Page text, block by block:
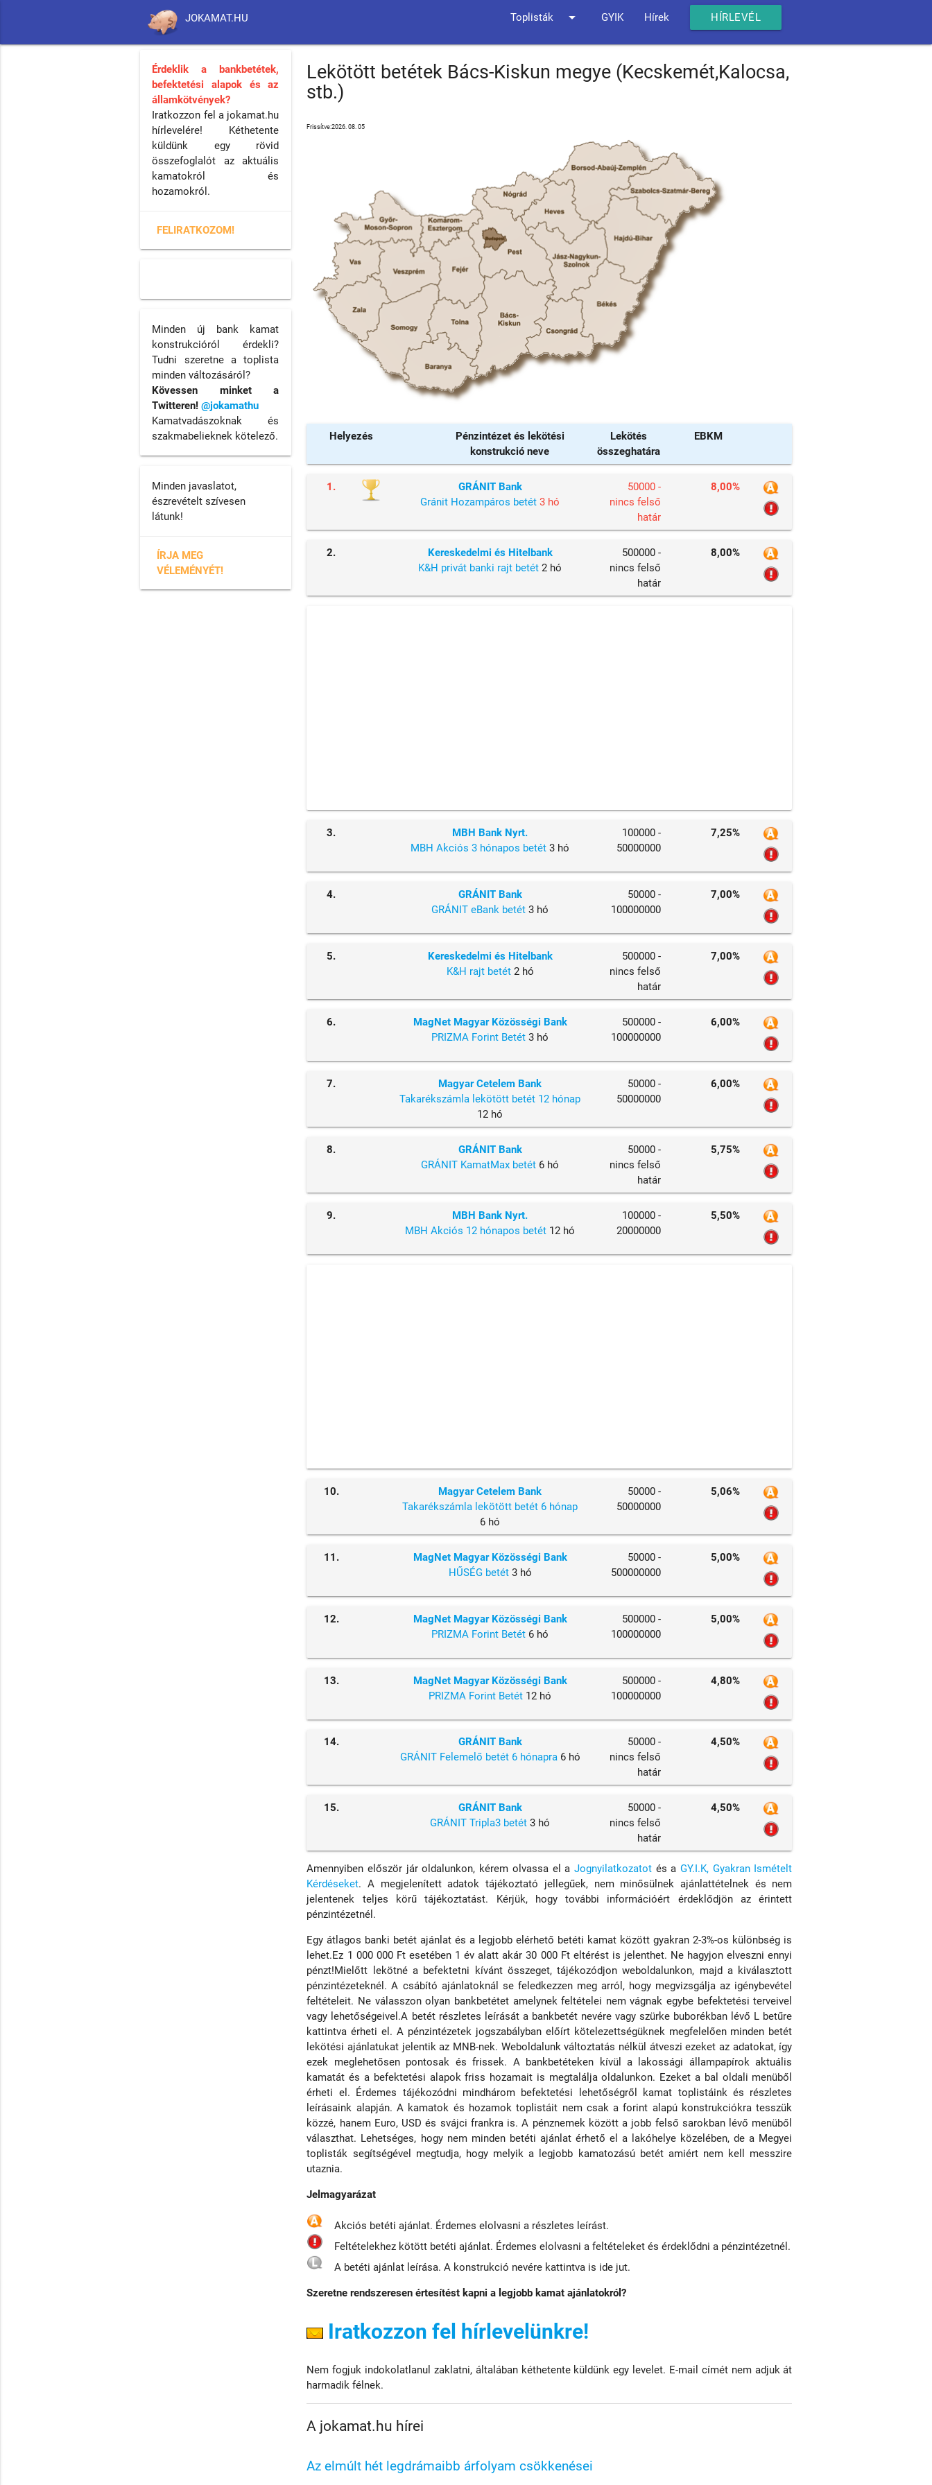
JOKAMAT.HU Toplisták arrow_drop_down GYIK Hírek HÍRLEVÉL
Lekötött betétek Bács-Kiskun megye (Kecskemét,Kalocsa,
stb.)
Frissítve:2026. 08. 05
Helyezés
Pénzintézet és lekötési
konstrukció neve
Lekötés
összeghatára
EBKM
1.
GRÁNIT Bank
Gránit Hozampáros betét 3 hó
50000 -
nincs felső
határ
8,00%
2.
Kereskedelmi és Hitelbank
K&H privát banki rajt betét 2 hó
500000 -
nincs felső
határ
8,00%
3.
MBH Bank Nyrt.
MBH Akciós 3 hónapos betét 3 hó
100000 -
50000000
7,25%
4.
GRÁNIT Bank
GRÁNIT eBank betét 3 hó
50000 -
100000000
7,00%
5.
Kereskedelmi és Hitelbank
K&H rajt betét2 hó
500000 -
nincs felső
határ
7,00%
6.
MagNet Magyar Közösségi Bank
PRIZMA Forint Betét 3 hó
500000 -
100000000
6,00%
7.
Magyar Cetelem Bank
Takarékszámla lekötött betét 12 hónap
12 hó
50000 -
50000000
6,00%
8.
GRÁNIT Bank
GRÁNIT KamatMax betét 6 hó
50000 -
nincs felső
határ
5,75%
9.
MBH Bank Nyrt.
MBH Akciós 12 hónapos betét 12 hó
100000 -
20000000
5,50%
10.
Magyar Cetelem Bank
Takarékszámla lekötött betét 6 hónap
6 hó
50000 -
50000000
5,06%
11.
MagNet Magyar Közösségi Bank
HŰSÉG betét3 hó
50000 -
500000000
5,00%
12.
MagNet Magyar Közösségi Bank
PRIZMA Forint Betét 6 hó
500000 -
100000000
5,00%
13.
MagNet Magyar Közösségi Bank
PRIZMA Forint Betét 12 hó
500000 -
100000000
4,80%
14.
GRÁNIT Bank
GRÁNIT Felemelő betét 6 hónapra6 hó
50000 -
nincs felső
határ
4,50%
15.
GRÁNIT Bank
GRÁNIT Tripla3 betét 3 hó
50000 -
nincs felső
határ
4,50%
Amennyiben először jár oldalunkon, kérem olvassa el a Jognyilatkozatotés aGY.I.K, Gyakran Ismételt
Kérdéseket. A megjelenített adatok tájékoztató jellegűek, nem minősülnek ajánlattételnek és nem
jelentenek teljes körű tájékoztatást. Kérjük, hogy további információért érdeklődjön az érintett
pénzintézetnél.
Egy átlagos banki betét ajánlat és a legjobb elérhető betéti kamat között gyakran 2-3%-os különbség is
lehet.Ez 1 000 000 Ft esetében 1 év alatt akár 30 000 Ft eltérést is jelenthet. Ne hagyjon elveszni ennyi
pénzt!Mielőtt lekötné a befektetni kívánt összeget, tájékozódjon weboldalunkon, majd a kiválasztott
pénzintézeteknél. A csábító ajánlatoknál se feledkezzen meg arról, hogy megvizsgálja az igénybevétel
feltételeit. Ne válasszon olyan bankbetétet amelynek feltételei nem vágnak egybe befektetési terveivel
vagy lehetőségeivel.A betét részletes leírását a bankbetét nevére vagy szürke buborékban lévő L betűre
kattintva érheti el. A pénzintézetek jogszabályban előírt kötelezettségüknek megfelelően minden betét
lekötési ajánlatukat jelentik az MNB-nek. Weboldalunk változtatás nélkül átveszi ezeket az adatokat, így
ezek meglehetősen pontosak és frissek. A bankbetéteken kívül a lakossági állampapírok aktuális
kamatát és a befektetési alapok friss hozamait is megtalálja oldalunkon. Ezeket a bal oldali menüből
érheti el. Érdemes tájékozódni mindhárom befektetési lehetőségről kamat toplistáink és részletes
leírásaink alapján. A kamatok és hozamok toplistáit nem csak a forint alapú konstrukciókra tesszük
közzé, hanem Euro, USD és svájci frankra is. A pénznemek között a jobb felső sarokban lévő menüből
választhat. Lehetséges, hogy nem minden betéti ajánlat érhető el a lakóhelye közelében, de a Megyei
toplisták segítségével megtudja, hogy melyik a legjobb kamatozású betét amiért nem kell messzire
utaznia.
Jelmagyarázat
Akciós betéti ajánlat. Érdemes elolvasni a részletes leírást.
Feltételekhez kötött betéti ajánlat. Érdemes elolvasni a feltételeket és érdeklődni a pénzintézetnél.
A betéti ajánlat leírása. A konstrukció nevére kattintva is ide jut.
Szeretne rendszeresen értesítést kapni a legjobb kamat ajánlatokról?
Iratkozzon fel hírlevelünkre!
Nem fogjuk indokolatlanul zaklatni, általában kéthetente küldünk egy levelet. E-mail címét nem adjuk át
harmadik félnek.
A jokamat.hu hírei
Az elmúlt hét legdrámaibb árfolyam csökkenései
Érdeklik a bankbetétek,
befektetési alapok és az
államkötvények?
Iratkozzon fel a jokamat.hu
hírlevelére! Kéthetente
küldünk egy rövid
összefoglalót az aktuális
kamatokról és
hozamokról.
FELIRATKOZOM!
Minden új bank kamat
konstrukcióról érdekli?
Tudni szeretne a toplista
minden változásáról?
Kövessen minket a
Twitteren!@jokamathu
Kamatvadászoknak és
szakmabelieknek kötelező.
Minden javaslatot,
észrevételt szívesen
látunk!
ÍRJA MEG
VÉLEMÉNYÉT!